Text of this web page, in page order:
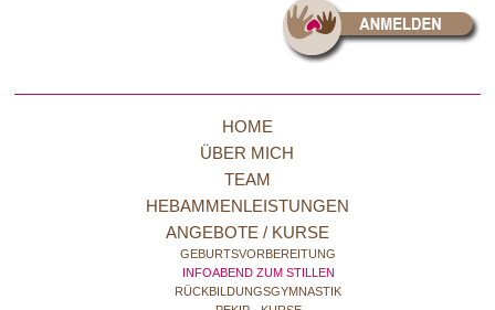
HOME
ÜBER MICH
TEAM
HEBAMMENLEISTUNGEN
ANGEBOTE / KURSE
GEBURTSVORBEREITUNG
INFOABEND ZUM STILLEN
RÜCKBILDUNGSGYMNASTIK